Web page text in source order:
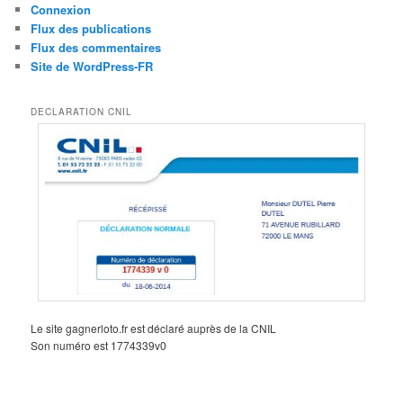
Connexion
Flux des publications
Flux des commentaires
Site de WordPress-FR
DECLARATION CNIL
Le site gagnerloto.fr est déclaré auprès de la CNIL
Son numéro est 1774339v0